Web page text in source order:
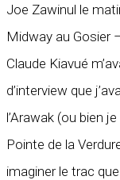
Joe Zawinul le
Midway au Gosier
Claude Kiavué
d’interview que
l’Arawak (ou bien
Pointe de la
imaginer le trac